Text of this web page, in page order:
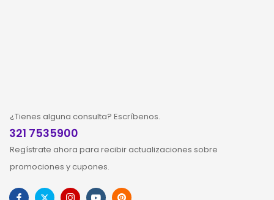
¿Tienes alguna consulta? Escríbenos.
321 7535900
Regístrate ahora para recibir actualizaciones sobre
promociones y cupones.